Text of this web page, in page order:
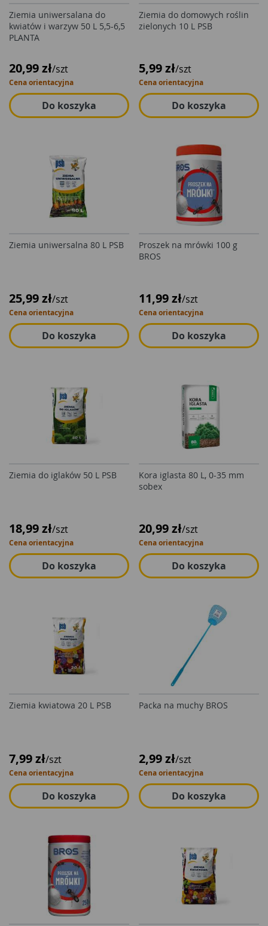
Ziemia uniwersalana do
kwiatów i warzyw 50 L 5,5-6,5
PLANTA
20,99 zł/szt
Cena orientacyjna
Do koszyka
Ziemia do domowych roślin
zielonych 10 L PSB
5,99 zł/szt
Cena orientacyjna
Do koszyka
Ziemia uniwersalna 80 L PSB
25,99 zł/szt
Cena orientacyjna
Do koszyka
Proszek na mrówki 100 g
BROS
11,99 zł/szt
Cena orientacyjna
Do koszyka
Ziemia do iglaków 50 L PSB
18,99 zł/szt
Cena orientacyjna
Do koszyka
Kora iglasta 80 L, 0-35 mm
sobex
20,99 zł/szt
Cena orientacyjna
Do koszyka
Ziemia kwiatowa 20 L PSB
7,99 zł/szt
Cena orientacyjna
Do koszyka
Packa na muchy BROS
2,99 zł/szt
Cena orientacyjna
Do koszyka